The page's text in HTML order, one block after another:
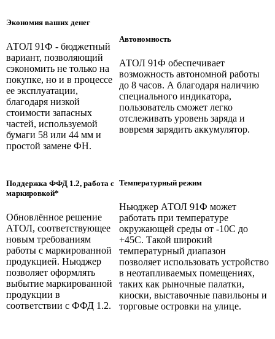
Экономия ваших денег
АТОЛ 91Ф - бюджетный
вариант, позволяющий
сэкономить не только на
покупке, но и в процессе
ее эксплуатации,
благодаря низкой
стоимости запасных
частей, используемой
бумаги 58 или 44 мм и
простой замене ФН.
Автономность
АТОЛ 91Ф обеспечивает
возможность автономной работы
до 8 часов. А благодаря наличию
специального индикатора,
пользователь сможет легко
отслеживать уровень заряда и
вовремя зарядить аккумулятор.
Поддержка ФФД 1.2, работа с
маркировкой*
Обновлённое решение
АТОЛ, соответствующее
новым требованиям
работы с маркированной
продукцией. Ньюджер
позволяет оформлять
выбытие маркированной
продукции в
соответствии с ФФД 1.2.
Температурный режим
Ньюджер АТОЛ 91Ф может
работать при температуре
окружающей среды от -10С до
+45С. Такой широкий
температурный диапазон
позволяет использовать устройство
в неотапливаемых помещениях,
таких как рыночные палатки,
киоски, выставочные павильоны и
торговые островки на улице.